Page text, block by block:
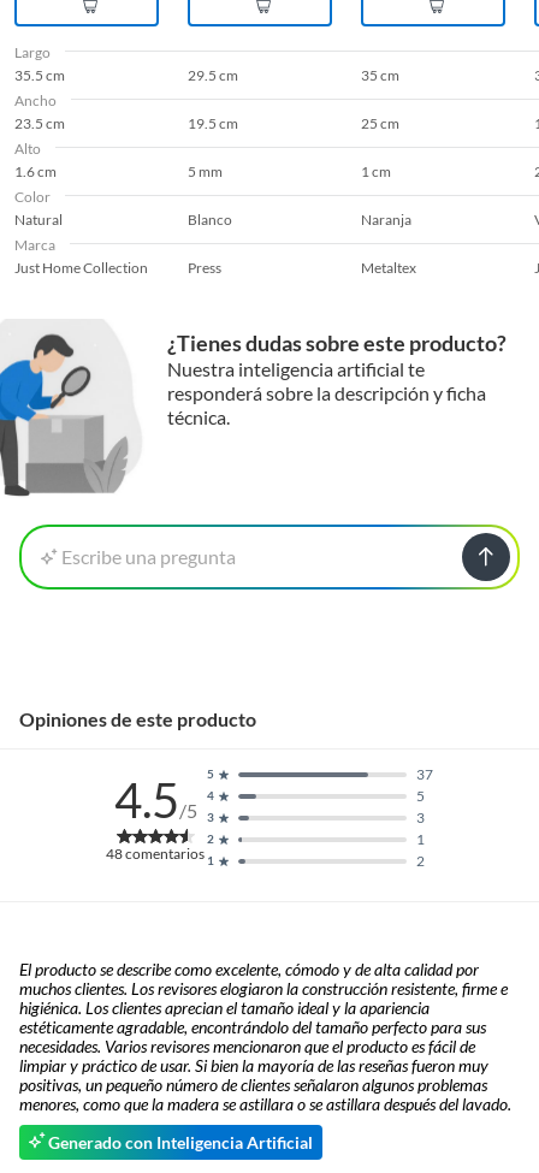
Largo
35.5 cm
29.5 cm 35 cm
Ancho
23.5 cm
19.5 cm 25 cm
Alto
1.6 cm
5 mm 1 cm
Color
Natural
Blanco Naranja
Marca
Just Home Collection
Press Metaltex
¿Tienes dudas sobre este producto?
Nuestra inteligencia artificial te
responderá sobre la descripción y ficha
técnica.
Escribe una pregunta
Opiniones de este producto
4.5/5
48comentarios 1 2
2 1
3 3
4 5
5 37
El producto se describe como excelente, cómodo y de alta calidad por
muchos clientes. Los revisores elogiaron la construcción resistente, firme e
higiénica. Los clientes aprecian el tamaño ideal y la apariencia
estéticamente agradable, encontrándolo del tamaño perfecto para sus
necesidades. Varios revisores mencionaron que el producto es fácil de
limpiar y práctico de usar. Si bien la mayoría de las reseñas fueron muy
positivas, un pequeño número de clientes señalaron algunos problemas
menores, como que la madera se astillara o se astillara después del lavado.
Generado con Inteligencia Artificial